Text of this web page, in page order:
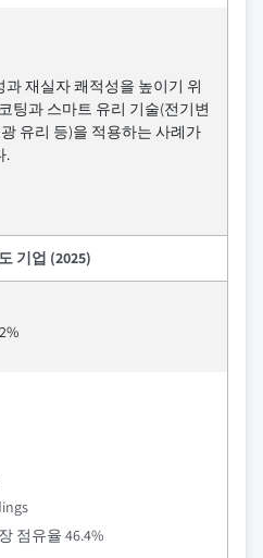
재실자 쾌적성을 높이기 위
팅과 스마트 유리 기술(전기변
유리 등)을 적용하는 사례가
.
기업 (2025)
점유율 46.4%